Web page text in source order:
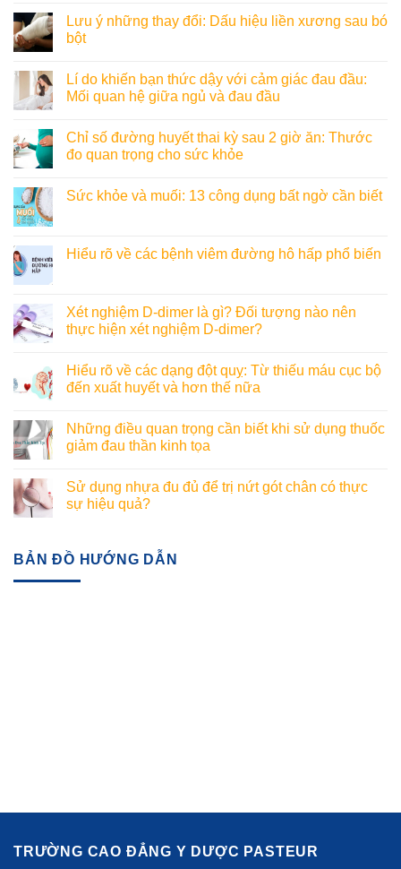
Lưu ý những thay đổi: Dấu hiệu liền xương sau bó
bột
Lí do khiến bạn thức dậy với cảm giác đau đầu:
Mối quan hệ giữa ngủ và đau đầu
Chỉ số đường huyết thai kỳ sau 2 giờ ăn: Thước
đo quan trọng cho sức khỏe
Sức khỏe và muối: 13 công dụng bất ngờ cần biết
Hiểu rõ về các bệnh viêm đường hô hấp phổ biến
Xét nghiệm D-dimer là gì? Đối tượng nào nên
thực hiện xét nghiệm D-dimer?
Hiểu rõ về các dạng đột quỵ: Từ thiếu máu cục bộ
đến xuất huyết và hơn thế nữa
Những điều quan trọng cần biết khi sử dụng thuốc
giảm đau thần kinh tọa
Sử dụng nhựa đu đủ để trị nứt gót chân có thực
sự hiệu quả?
BẢN ĐỒ HƯỚNG DẪN
TRƯỜNG CAO ĐẲNG Y DƯỢC PASTEUR